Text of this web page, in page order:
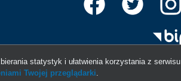
statystyk i ułatwienia korzystania z serwisu
Twojej przeglądarki.